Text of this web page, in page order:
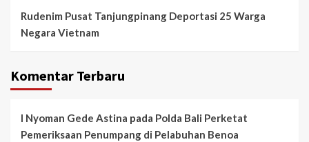
Rudenim Pusat Tanjungpinang Deportasi 25 Warga
Negara Vietnam
Komentar Terbaru
I Nyoman Gede Astina pada Polda Bali Perketat
Pemeriksaan Penumpang di Pelabuhan Benoa